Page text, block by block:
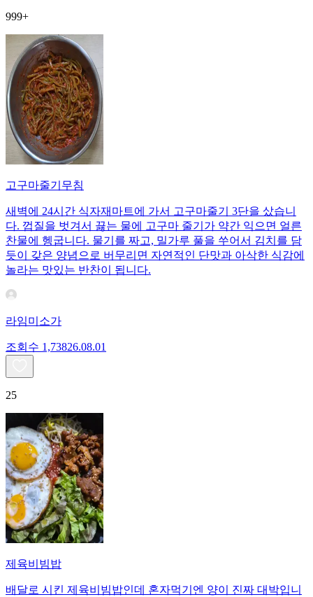
999+
고구마줄기무침
새벽에 24시간 식자재마트에 가서 고구마줄기 3단을 샀습니
다. 껍질을 벗겨서 끓는 물에 고구마 줄기가 약간 익으면 얼른
찬물에 헹굽니다. 물기를 짜고, 밀가루 풀을 쑤어서 김치를 담
듯이 갖은 양념으로 버무리면 자연적인 단맛과 아삭한 식감에
놀라는 맛있는 반찬이 됩니다.
라임미소가
조회수 1,73826.08.01
25
제육비빔밥
배달로 시킨 제육비빔밥인데 혼자먹기엔 양이 진짜 대박입니